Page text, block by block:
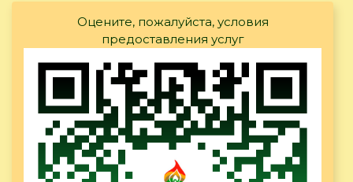
Оцените, пожалуйста, условия
предоставления услуг